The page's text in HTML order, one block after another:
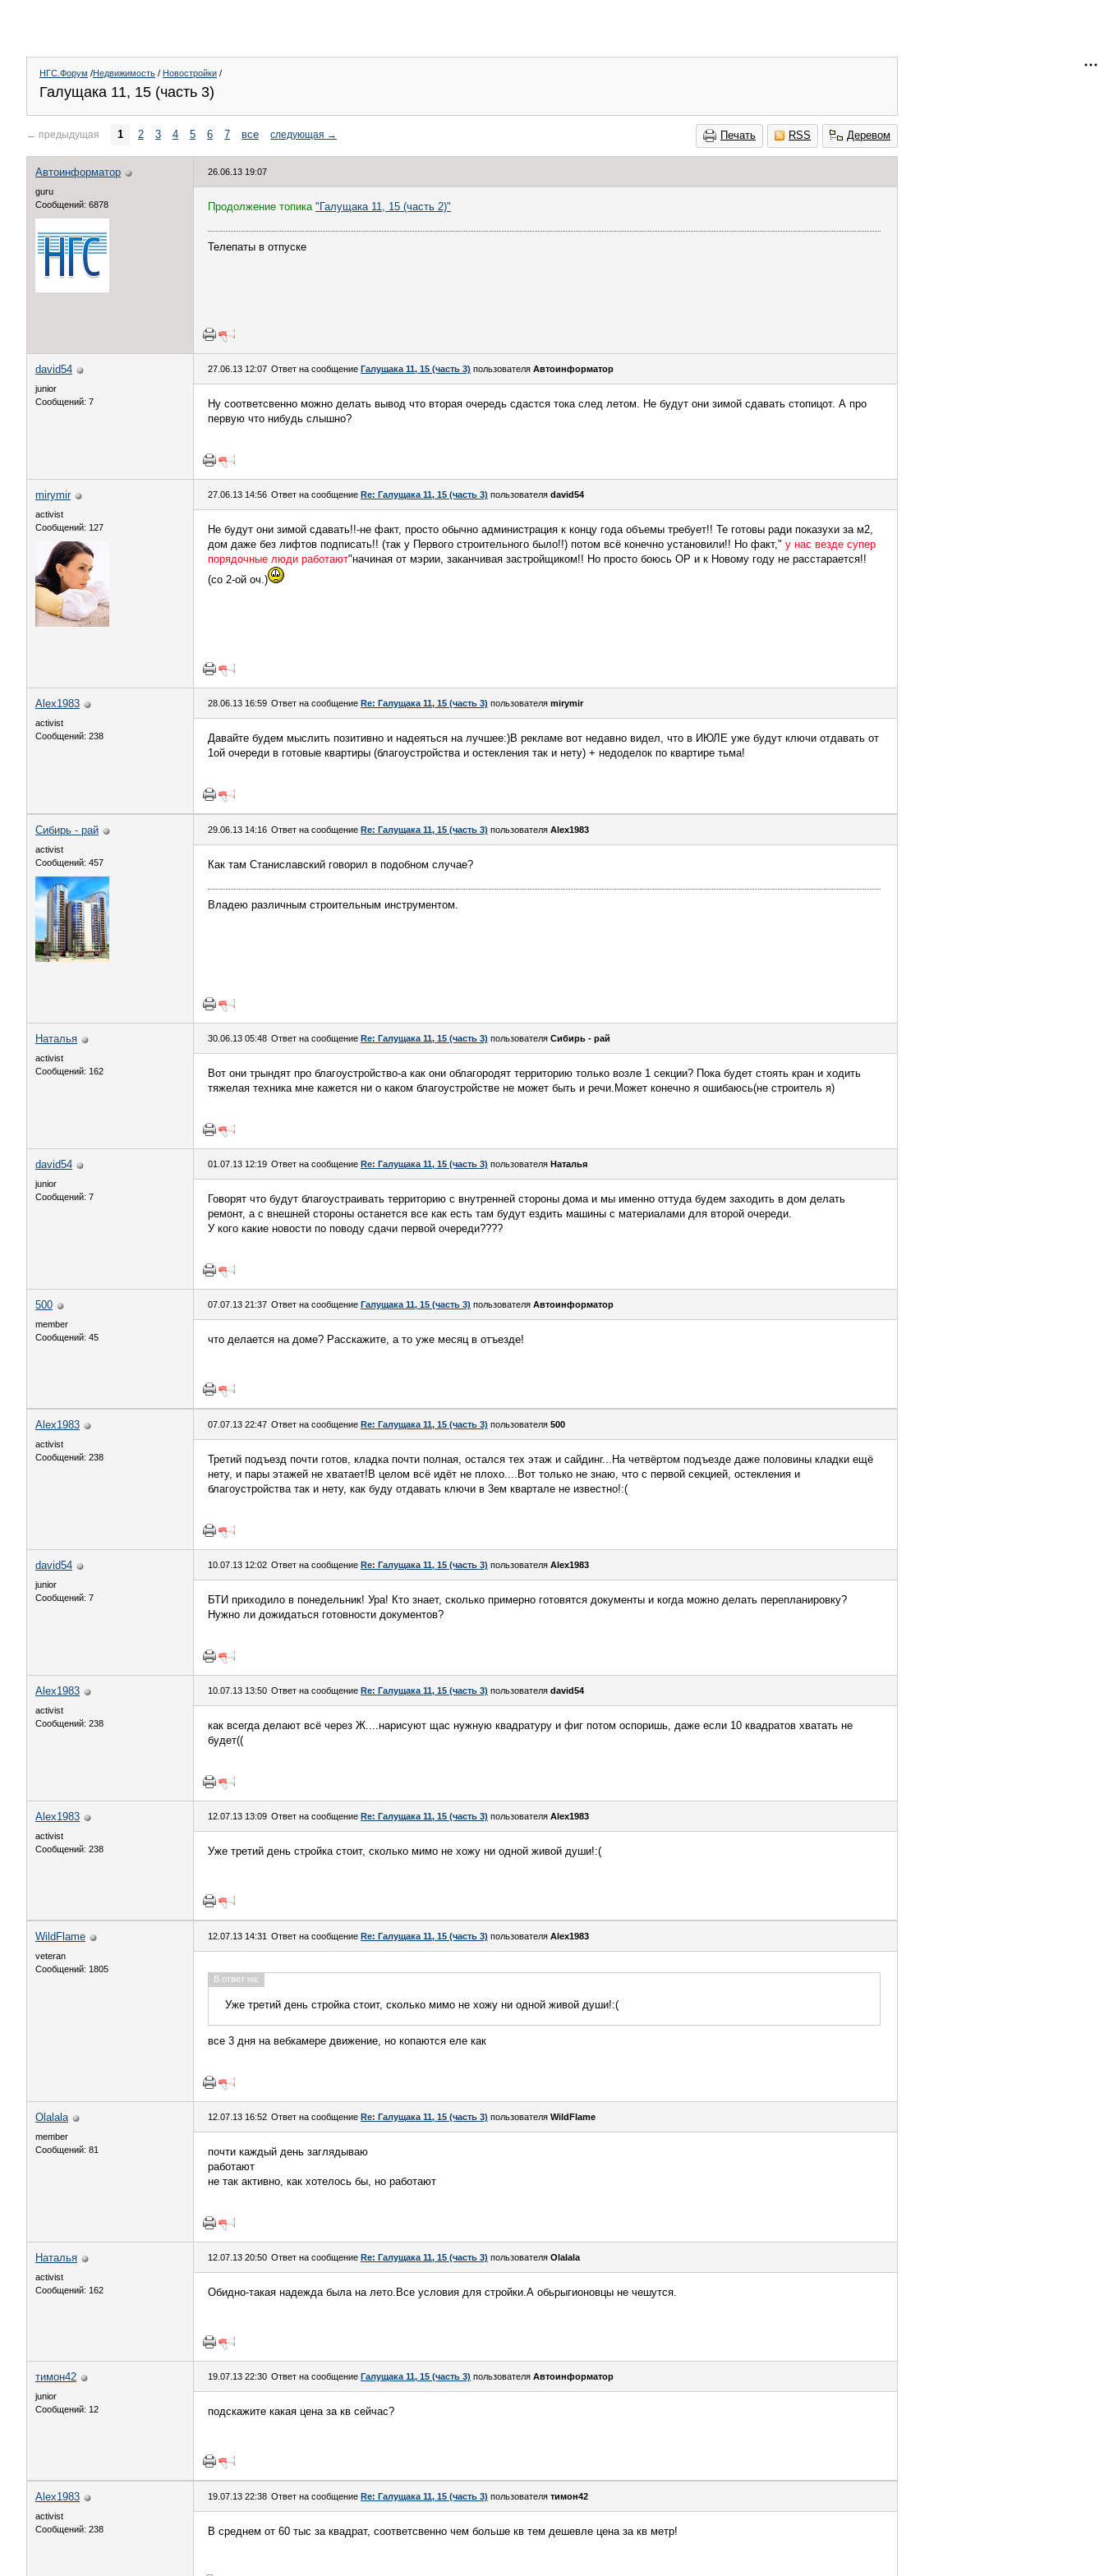
НГС.Форум /Недвижимость / Новостройки /
Галущака 11, 15 (часть 3)
Печать RSS Деревом
← предыдущая 1 2 3 4 5 6 7 все следующая →
Автоинформатор
guru
Сообщений: 6878
26.06.13 19:07
Продолжение топика "Галущака 11, 15 (часть 2)"
Телепаты в отпуске
david54
junior
Сообщений: 7
27.06.13 12:07 Ответ на сообщение Галущака 11, 15 (часть 3) пользователя Автоинформатор
Ну соответсвенно можно делать вывод что вторая очередь сдастся тока след летом. Не будут они зимой сдавать стопицот. А про
первую что нибудь слышно?
mirymir
activist
Сообщений: 127
27.06.13 14:56 Ответ на сообщение Re: Галущака 11, 15 (часть 3) пользователя david54
Не будут они зимой сдавать!!-не факт, просто обычно администрация к концу года объемы требует!! Те готовы ради показухи за м2,
дом даже без лифтов подписать!! (так у Первого строительного было!!) потом всё конечно установили!! Но факт," у нас везде супер
порядочные люди работают"начиная от мэрии, заканчивая застройщиком!! Но просто боюсь ОР и к Новому году не расстарается!!
(со 2-ой оч.)
Alex1983
activist
Сообщений: 238
28.06.13 16:59 Ответ на сообщение Re: Галущака 11, 15 (часть 3) пользователя mirymir
Давайте будем мыслить позитивно и надеяться на лучшее:)В рекламе вот недавно видел, что в ИЮЛЕ уже будут ключи отдавать от
1ой очереди в готовые квартиры (благоустройства и остекления так и нету) + недоделок по квартире тьма!
Сибирь - рай
activist
Сообщений: 457
29.06.13 14:16 Ответ на сообщение Re: Галущака 11, 15 (часть 3) пользователя Alex1983
Как там Станиславский говорил в подобном случае?
Владею различным строительным инструментом.
Haтaлья
activist
Сообщений: 162
30.06.13 05:48 Ответ на сообщение Re: Галущака 11, 15 (часть 3) пользователя Сибирь - рай
Вот они трындят про благоустройство-а как они облагородят территорию только возле 1 секции? Пока будет стоять кран и ходить
тяжелая техника мне кажется ни о каком благоустройстве не может быть и речи.Может конечно я ошибаюсь(не строитель я)
david54
junior
Сообщений: 7
01.07.13 12:19 Ответ на сообщение Re: Галущака 11, 15 (часть 3) пользователя Haтaлья
Говорят что будут благоустраивать территорию с внутренней стороны дома и мы именно оттуда будем заходить в дом делать
ремонт, а с внешней стороны останется все как есть там будут ездить машины с материалами для второй очереди.
У кого какие новости по поводу сдачи первой очереди????
500
member
Сообщений: 45
07.07.13 21:37 Ответ на сообщение Галущака 11, 15 (часть 3) пользователя Автоинформатор
что делается на доме? Расскажите, а то уже месяц в отъезде!
Alex1983
activist
Сообщений: 238
07.07.13 22:47 Ответ на сообщение Re: Галущака 11, 15 (часть 3) пользователя 500
Третий подъезд почти готов, кладка почти полная, остался тех этаж и сайдинг...На четвёртом подъезде даже половины кладки ещё
нету, и пары этажей не хватает!В целом всё идёт не плохо....Вот только не знаю, что с первой секцией, остекления и
благоустройства так и нету, как буду отдавать ключи в 3ем квартале не известно!:(
david54
junior
Сообщений: 7
10.07.13 12:02 Ответ на сообщение Re: Галущака 11, 15 (часть 3) пользователя Alex1983
БТИ приходило в понедельник! Ура! Кто знает, сколько примерно готовятся документы и когда можно делать перепланировку?
Нужно ли дожидаться готовности документов?
Alex1983
activist
Сообщений: 238
10.07.13 13:50 Ответ на сообщение Re: Галущака 11, 15 (часть 3) пользователя david54
как всегда делают всё через Ж....нарисуют щас нужную квадратуру и фиг потом оспоришь, даже если 10 квадратов хватать не
будет((
Alex1983
activist
Сообщений: 238
12.07.13 13:09 Ответ на сообщение Re: Галущака 11, 15 (часть 3) пользователя Alex1983
Уже третий день стройка стоит, сколько мимо не хожу ни одной живой души!:(
WildFlame
veteran
Сообщений: 1805
12.07.13 14:31 Ответ на сообщение Re: Галущака 11, 15 (часть 3) пользователя Alex1983
В ответ на:
Уже третий день стройка стоит, сколько мимо не хожу ни одной живой души!:(
все 3 дня на вебкамере движение, но копаются еле как
Olalala
member
Сообщений: 81
12.07.13 16:52 Ответ на сообщение Re: Галущака 11, 15 (часть 3) пользователя WildFlame
почти каждый день заглядываю
работают
не так активно, как хотелось бы, но работают
Haтaлья
activist
Сообщений: 162
12.07.13 20:50 Ответ на сообщение Re: Галущака 11, 15 (часть 3) пользователя Olalala
Обидно-такая надежда была на лето.Все условия для стройки.А обьрыгионовцы не чешутся.
тимон42
junior
Сообщений: 12
19.07.13 22:30 Ответ на сообщение Галущака 11, 15 (часть 3) пользователя Автоинформатор
подскажите какая цена за кв сейчас?
Alex1983
activist
Сообщений: 238
19.07.13 22:38 Ответ на сообщение Re: Галущака 11, 15 (часть 3) пользователя тимон42
В среднем от 60 тыс за квадрат, соответсвенно чем больше кв тем дешевле цена за кв метр!